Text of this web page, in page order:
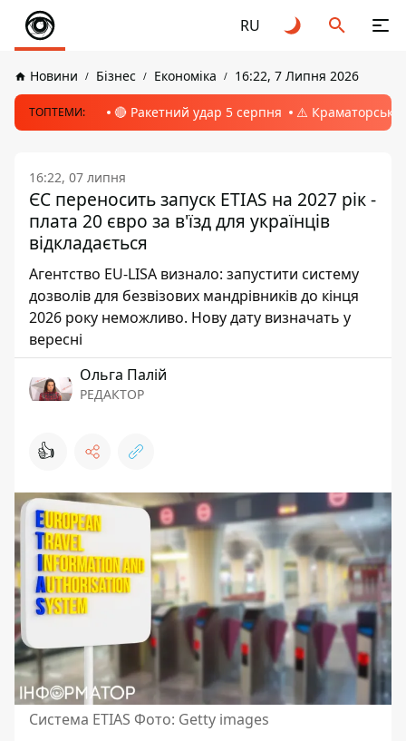
RU
Новини Бізнес Економіка 16:22, 7 Липня 2026
ТОПТЕМИ: 🔴 Ракетний удар 5 серпня ⚠️ Краматорськ,
16:22, 07 липня
ЄС переносить запуск ETIAS на 2027 рік -
плата 20 євро за в'їзд для українців
відкладається
Агентство EU-LISA визнало: запустити систему
дозволів для безвізових мандрівників до кінця
2026 року неможливо. Нову дату визначать у
вересні
Ольга Палій
РЕДАКТОР
👍
Система ETIAS Фото: Getty images